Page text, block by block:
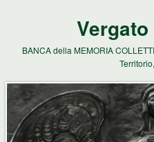
BANCA della MEMORIA